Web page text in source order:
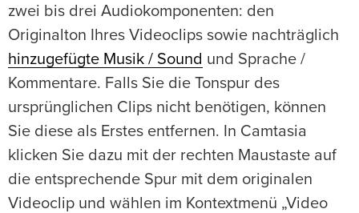
zwei bis drei Audiokomponenten: den
Originalton Ihres Videoclips sowie nachträglich
hinzugefügte Musik / Sound und Sprache /
Kommentare. Falls Sie die Tonspur des
ursprünglichen Clips nicht benötigen, können
Sie diese als Erstes entfernen. In Camtasia
klicken Sie dazu mit der rechten Maustaste auf
die entsprechende Spur mit dem originalen
Videoclip und wählen im Kontextmenü „Video